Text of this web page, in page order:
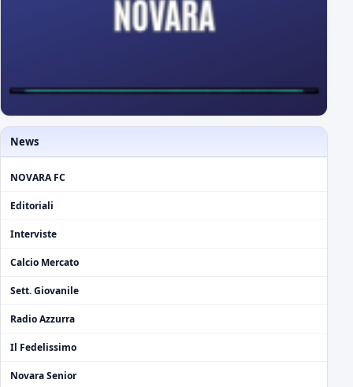
News
NOVARA FC
Editoriali
Interviste
Calcio Mercato
Sett. Giovanile
Radio Azzurra
Il Fedelissimo
Novara Senior